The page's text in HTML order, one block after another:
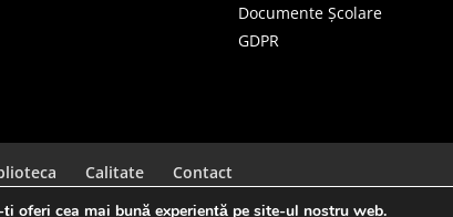
Documente Școlare
GDPR
Calitate
Contact
oferi cea mai bună experiență pe site-ul nostru web.